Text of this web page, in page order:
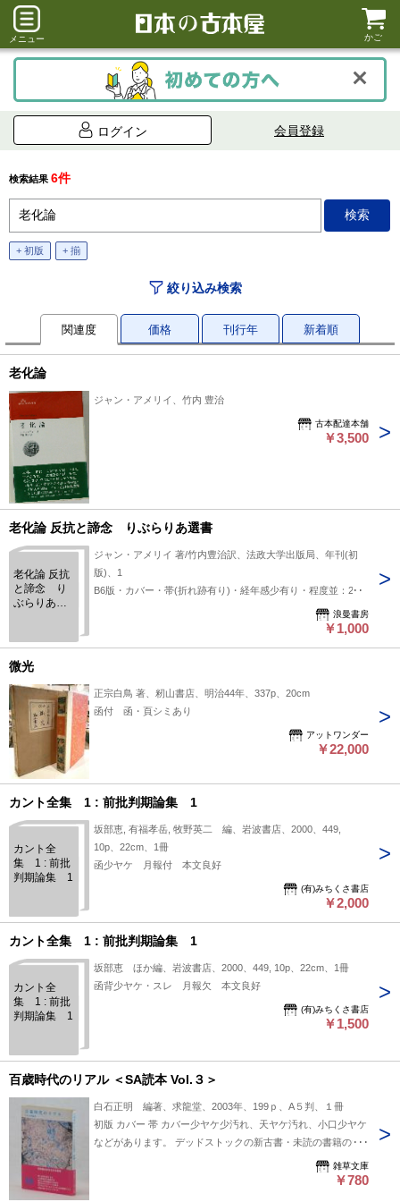
メニュー かご
ログイン 会員登録
検索結果 6件
+ 初版 + 揃
絞り込み検索
関連度 価格 刊行年 新着順
老化論
ジャン・アメリイ、竹内 豊治
古本配達本舗
￥3,500
老化論 反抗と諦念 りぶらりあ選書
老化論 反抗
と諦念 り
ぶらりあ選
ジャン・アメリイ 著/竹内豊治訳、法政大学出版局、年刊(初
版)、1
B6版・カバー・帯(折れ跡有り)・経年感少有り・程度並：289
浪曼書房
￥1,000
微光
正宗白鳥 著、籾山書店、明治44年、337p、20cm
函付 函・頁シミあり
アットワンダー
￥22,000
カント全集 1 : 前批判期論集 1
カント全
集 1 : 前批
判期論集 1
坂部恵, 有福孝岳, 牧野英二 編、岩波書店、2000、449,
10p、22cm、1冊
函少ヤケ 月報付 本文良好
(有)みちくさ書店
￥2,000
カント全集 1 : 前批判期論集 1
カント全
集 1 : 前批
判期論集 1
坂部恵 ほか編、岩波書店、2000、449, 10p、22cm、1冊
函背少ヤケ・スレ 月報欠 本文良好
(有)みちくさ書店
￥1,500
百歳時代のリアル ＜SA読本 Vol.３＞
白石正明 編著、求龍堂、2003年、199ｐ、A５判、１冊
初版 カバー 帯 カバー少ヤケ少汚れ、天ヤケ汚れ、小口少ヤケ
などがあります。 デッドストックの新古書・未読の書籍のた
め、本文は頁縁にヤケがありますが良好です。 資生堂が企画
した「サクセスフルエイジング」＝生活習慣づくりを提唱し講
雑草文庫
￥780